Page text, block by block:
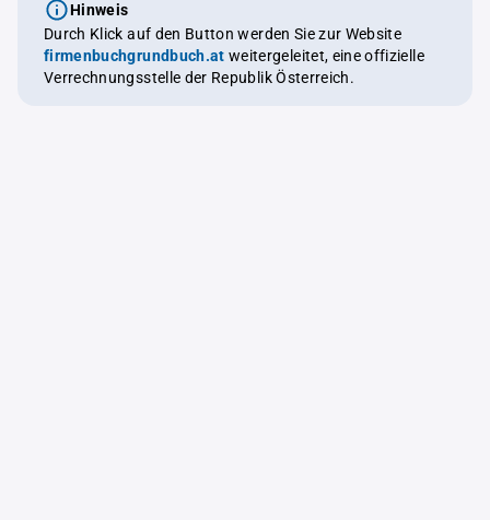
Hinweis
Durch Klick auf den Button werden Sie zur Website
firmenbuchgrundbuch.at weitergeleitet, eine offizielle
Verrechnungsstelle der Republik Österreich.